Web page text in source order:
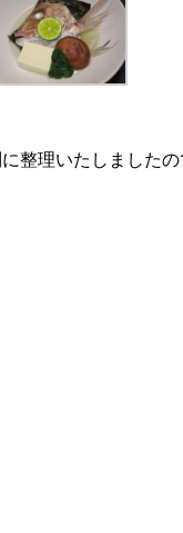
整理いたしました